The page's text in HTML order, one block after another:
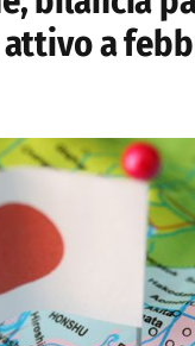
attivo a